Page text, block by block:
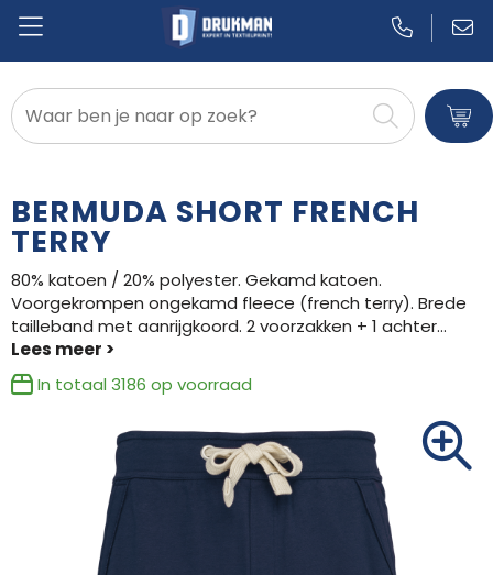
Badtextiel en Douche
Bodywarmers
Broeken en Rokken
Caps, Hoeden en Mutsen
Dekens, Fleecedekens en Kussens
Handschoenen en Sjaals
BERMUDA SHORT FRENCH
TERRY
80% katoen / 20% polyester. Gekamd katoen.
Voorgekrompen ongekamd fleece (french terry). Brede
tailleband met aanrijgkoord. 2 voorzakken + 1 achter...
In totaal 3186 op voorraad